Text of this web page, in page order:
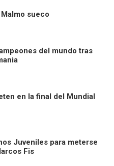
sueco
del mundo tras
en la final del Mundial
Juveniles para meterse
Fis